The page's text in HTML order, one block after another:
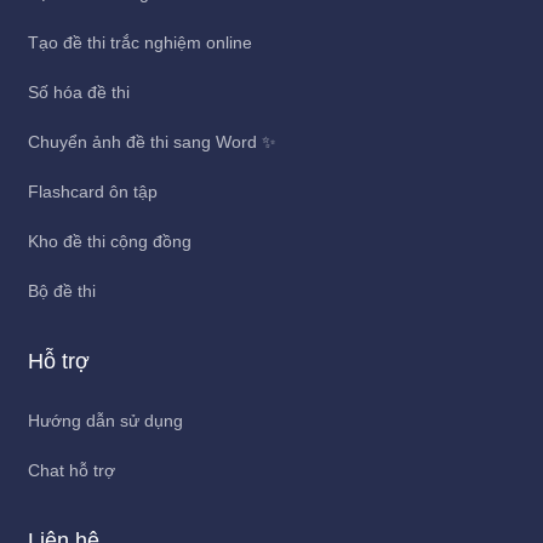
Tạo đề thi trắc nghiệm online
Số hóa đề thi
Chuyển ảnh đề thi sang Word ✨
Flashcard ôn tập
Kho đề thi cộng đồng
Bộ đề thi
Hỗ trợ
Hướng dẫn sử dụng
Chat hỗ trợ